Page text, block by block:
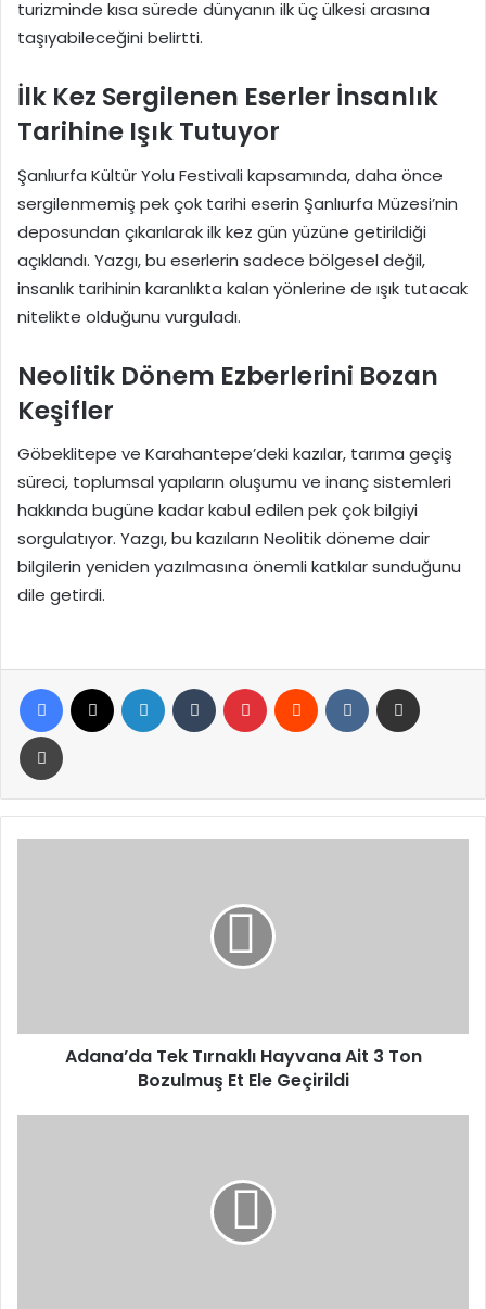
turizminde kısa sürede dünyanın ilk üç ülkesi arasına
taşıyabileceğini belirtti.
İlk Kez Sergilenen Eserler İnsanlık
Tarihine Işık Tutuyor
Şanlıurfa Kültür Yolu Festivali kapsamında, daha önce
sergilenmemiş pek çok tarihi eserin Şanlıurfa Müzesi’nin
deposundan çıkarılarak ilk kez gün yüzüne getirildiği
açıklandı. Yazgı, bu eserlerin sadece bölgesel değil,
insanlık tarihinin karanlıkta kalan yönlerine de ışık tutacak
nitelikte olduğunu vurguladı.
Neolitik Dönem Ezberlerini Bozan
Keşifler
Göbeklitepe ve Karahantepe’deki kazılar, tarıma geçiş
süreci, toplumsal yapıların oluşumu ve inanç sistemleri
hakkında bugüne kadar kabul edilen pek çok bilgiyi
sorgulatıyor. Yazgı, bu kazıların Neolitik döneme dair
bilgilerin yeniden yazılmasına önemli katkılar sunduğunu
dile getirdi.
Facebook LinkedIn Tumblr Pinterest Reddit VKontakte
Yazdır
Et
Adana’da Tek Tırnaklı Hayvana Ait 3 Ton
Bozulmuş Et Ele Geçirildi